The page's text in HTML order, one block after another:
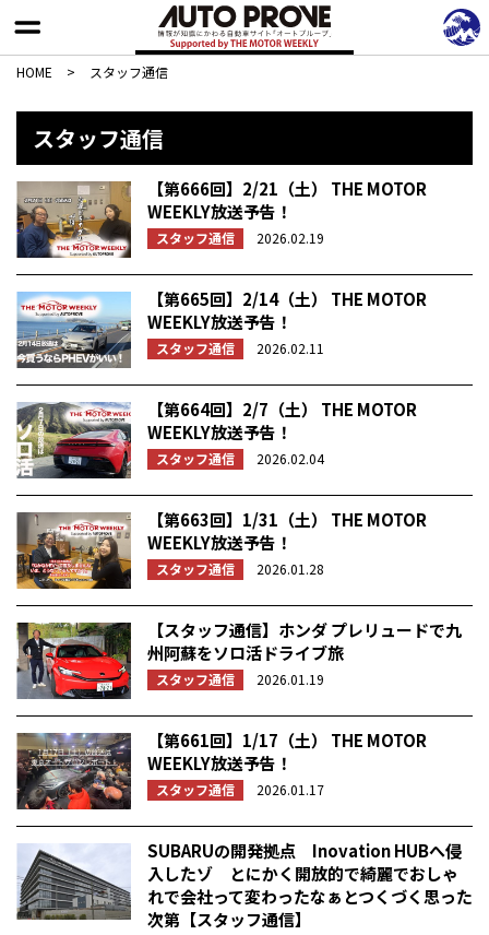
HOME > スタッフ通信
スタッフ通信
【第666回】2/21（土） THE MOTOR
WEEKLY放送予告！
スタッフ通信 2026.02.19
【第665回】2/14（土） THE MOTOR
WEEKLY放送予告！
スタッフ通信 2026.02.11
【第664回】2/7（土） THE MOTOR
WEEKLY放送予告！
スタッフ通信 2026.02.04
【第663回】1/31（土） THE MOTOR
WEEKLY放送予告！
スタッフ通信 2026.01.28
【スタッフ通信】ホンダ プレリュードで九
州阿蘇をソロ活ドライブ旅
スタッフ通信 2026.01.19
【第661回】1/17（土） THE MOTOR
WEEKLY放送予告！
スタッフ通信 2026.01.17
SUBARUの開発拠点 Inovation HUBへ侵
入したゾ とにかく開放的で綺麗でおしゃ
れで会社って変わったなぁとつくづく思った
次第【スタッフ通信】